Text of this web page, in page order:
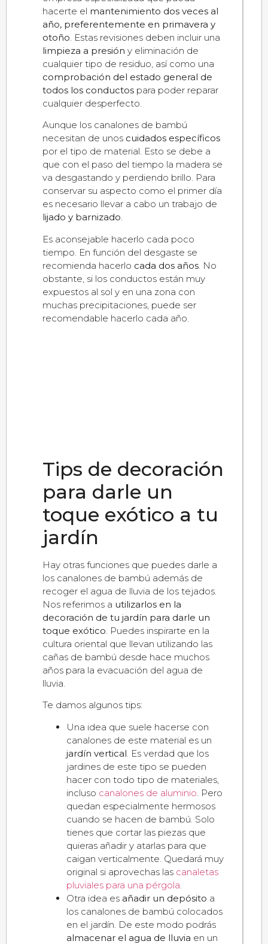
hacerte el mantenimiento dos veces al
año, preferentemente en primavera y
otoño . Estas revisiones deben incluir una
limpieza a presión y eliminación de
cualquier tipo de residuo, así como una
comprobación del estado general de
todos los conductos para poder reparar
cualquier desperfecto.
Aunque los canalones de bambú
necesitan de unos cuidados específicos
por el tipo de material. Esto se debe a
que con el paso del tiempo la madera se
va desgastando y perdiendo brillo. Para
conservar su aspecto como el primer día
es necesario llevar a cabo un trabajo de
lijado y barnizado.
Es aconsejable hacerlo cada poco
tiempo. En función del desgaste se
recomienda hacerlo cada dos años . No
obstante, si los conductos están muy
expuestos al sol y en una zona con
muchas precipitaciones, puede ser
recomendable hacerlo cada año.
Tips de decoración
para darle un
toque exótico a tu
jardín
Hay otras funciones que puedes darle a
los canalones de bambú además de
recoger el agua de lluvia de los tejados.
Nos referimos a utilizarlos en la
decoración de tu jardín para darle un
toque exótico. Puedes inspirarte en la
cultura oriental que llevan utilizando las
cañas de bambú desde hace muchos
años para la evacuación del agua de
lluvia.
Te damos algunos tips:
Una idea que suele hacerse con
canalones de este material es un
jardín vertical . Es verdad que los
jardines de este tipo se pueden
hacer con todo tipo de materiales,
incluso canalones de aluminio . Pero
quedan especialmente hermosos
cuando se hacen de bambú. Solo
tienes que cortar las piezas que
quieras añadir y atarlas para que
caigan verticalmente. Quedará muy
original si aprovechas las canaletas
pluviales para una pérgola
Otra idea es añadir un depósito a
los canalones de bambú colocados
en el jardín. De este modo podrás
almacenar el agua de lluvia en un